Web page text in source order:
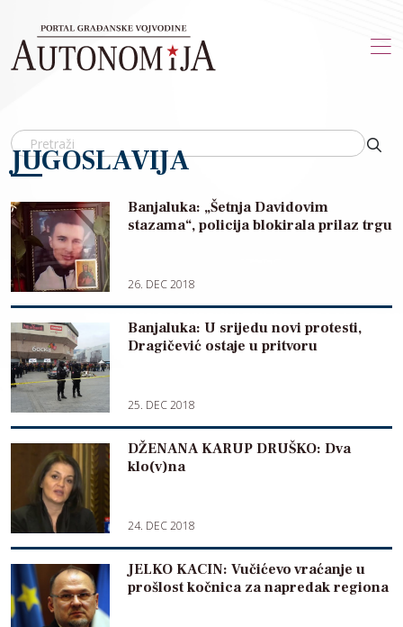
JUGOSLAVIJA
Banjaluka: „Šetnja Davidovim
stazama“, policija blokirala prilaz trgu
26. DEC 2018
Banjaluka: U srijedu novi protesti,
Dragičević ostaje u pritvoru
25. DEC 2018
DŽENANA KARUP DRUŠKO: Dva
klo(v)na
24. DEC 2018
JELKO KACIN: Vučićevo vraćanje u
prošlost kočnica za napredak regiona